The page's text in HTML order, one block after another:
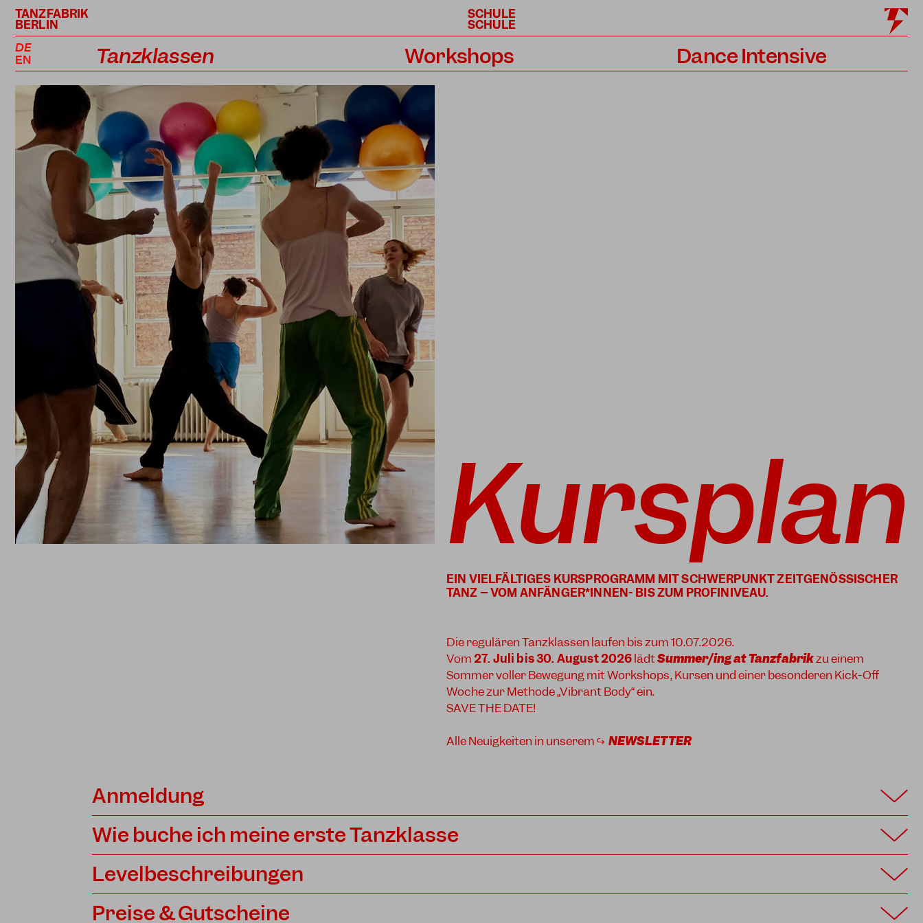
TANZFABRIK
BERLIN
SCHULE
SCHULE
DE
EN
Tanzklassen
Profiklassen
Performance Projekte
Lehrer*innen
Preise
Workshops Dance Intensive
Kursplan
EIN VIELFÄLTIGES KURSPROGRAMM MIT SCHWERPUNKT ZEITGENÖSSISCHER
Die regulären Tanzklassen laufen bis zum 10.07.2026.
Vom 27. Juli bis 30. August 2026lädtSummer/ing at Tanzfabrikzu einem
Sommer voller Bewegung mit Workshops, Kursen und einer besonderen Kick-Off
Woche zur Methode „Vibrant Body“ ein.
SAVE THE DATE!
Alle Neuigkeiten in unserem ↪ NEWSLETTER
Anmeldung
Wie buche ich meine erste Tanzklasse
Levelbeschreibungen
Preise & Gutscheine